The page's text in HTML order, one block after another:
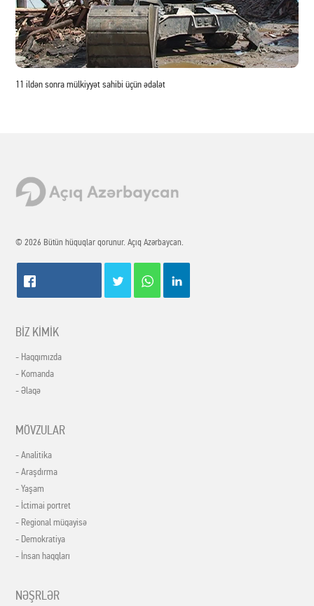
11 ildən sonra mülkiyyət sahibi üçün ədalət
© 2026 Bütün hüquqlar qorunur. Açıq Azərbaycan.
BİZ KİMİK
- Haqqımızda
- Komanda
- Əlaqə
MÖVZULAR
- Analitika
- Araşdırma
- Yaşam
- İctimai portret
- Regional müqayisə
- Demokratiya
- İnsan haqqları
NƏŞRLƏR